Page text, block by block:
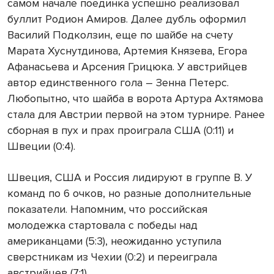
самом начале поединка успешно реализовал
буллит Родион Амиров. Далее дубль оформил
Василий Подколзин, еще по шайбе на счету
Марата Хуснутдинова, Артемия Князева, Егора
Афанасьева и Арсения Грицюка. У австрийцев
автор единственного гола – Зенна Петерс.
Любопытно, что шайба в ворота Артура Ахтямова
стала для Австрии первой на этом турнире. Ранее
сборная в пух и прах проиграла США (0:11) и
Швеции (0:4).
Швеция, США и Россия лидируют в группе В. У
команд по 6 очков, но разные дополнительные
показатели. Напомним, что российская
молодежка стартовала с победы над
американцами (5:3), неожиданно уступила
сверстникам из Чехии (0:2) и переиграла